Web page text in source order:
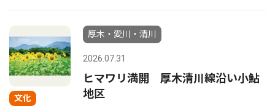
文化
厚木・愛川・清川
2026.07.31
ヒマワリ満開 厚木清川線沿い小鮎
地区